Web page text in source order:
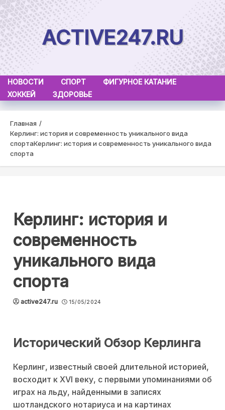
Skip
to
content
ACTIVE247.RU
НОВОСТИ СПОРТ
ФИГУРНОЕ КАТАНИЕ
ХОККЕЙ
ЗДОРОВЬЕ
Главная
Керлинг: история и современность уникального вида
спортаКерлинг: история и современность уникального вида
спорта
Керлинг: история и
современность
уникального вида
спорта
active247.ru 15/05/2024
Исторический Обзор Керлинга
Керлинг, известный своей длительной историей,
восходит к XVI веку, с первыми упоминаниями об
играх на льду, найденными в записях
шотландского нотариуса и на картинах